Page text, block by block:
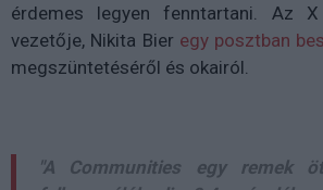
érdemes legyen fenntartani. Az
vezetője, Nikita Bier egy posztban
megszüntetéséről és okairól.
"A Communities egy remek